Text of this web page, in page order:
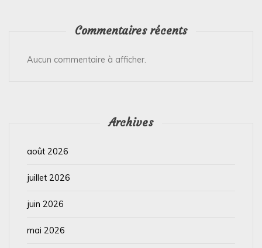
Commentaires récents
Aucun commentaire à afficher.
Archives
août 2026
juillet 2026
juin 2026
mai 2026